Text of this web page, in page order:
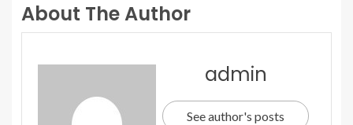
About The Author
admin
See author's posts